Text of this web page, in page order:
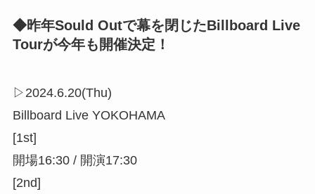
◆昨年Sould Outで幕を閉じたBillboard Live
Tourが今年も開催決定！
▷2024.6.20(Thu)
Billboard Live YOKOHAMA
[1st]
開場16:30 / 開演17:30
[2nd]